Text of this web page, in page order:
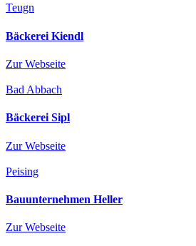
Teugn
Bäckerei Kiendl
Zur Webseite
Bad Abbach
Bäckerei Sipl
Zur Webseite
Peising
Bauunternehmen Heller
Zur Webseite